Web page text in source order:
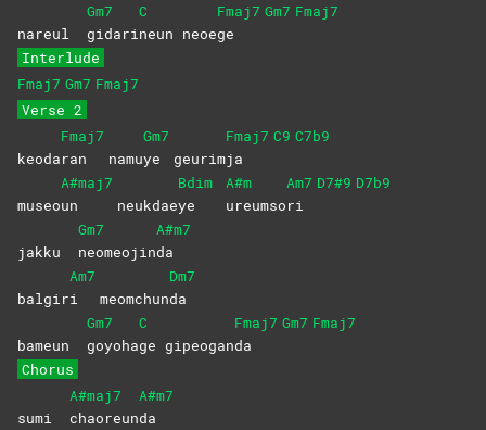
nareul
Gm7
gidari
C
neun neoe
Fmaj7
ge
Gm7 Fmaj7
Interlude
Fmaj7 Gm7 Fmaj7
Verse 2
keoda
Fmaj7
ran
namu
Gm7
ye
geurim
Fmaj7
ja
C9 C7b9
museo
A#maj7
un
neukdae
Bdim
ye
A#m
ureumso
Am7
ri
D7#9 D7b9
jakku
Gm7
neomeojin
A#m7
da
balgir
Am7
i
meomchun
Dm7
da
bameun
Gm7
goyoha
C
ge gipeogan
Fmaj7
da
Gm7 Fmaj7
Chorus
sumi
A#maj7
chaoreun
A#m7
da